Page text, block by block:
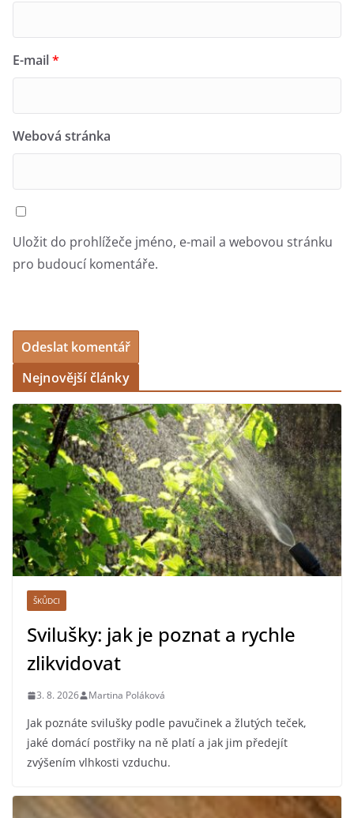
E-mail*
Webová stránka
Uložit do prohlížeče jméno, e-mail a webovou stránku
pro budoucí komentáře.
Nejnovější články
ŠKŮDCI
Svilušky: jak je poznat a rychle
zlikvidovat
3. 8. 2026 Martina Poláková
Jak poznáte svilušky podle pavučinek a žlutých teček,
jaké domácí postřiky na ně platí a jak jim předejít
zvýšením vlhkosti vzduchu.